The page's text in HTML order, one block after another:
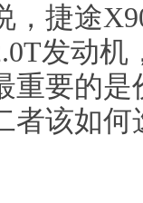
，捷途
发动
重要的
者该如